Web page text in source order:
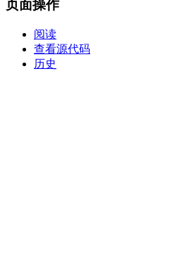
页面操作
阅读
查看源代码
历史